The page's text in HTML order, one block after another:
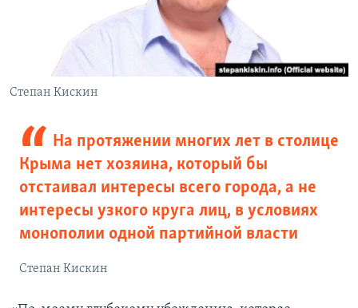
Степан Кискин
На протяжении многих лет в столице
Крыма нет хозяина, который бы
отстаивал интересы всего города, а не
интересы узкого круга лиц, в условиях
монополии одной партийной власти
Степан Кискин